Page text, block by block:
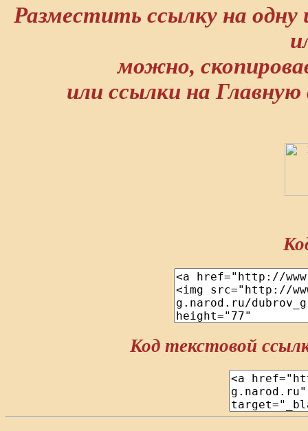
Разместить ссылку на
можно,
или ссылки на
Код текстовой